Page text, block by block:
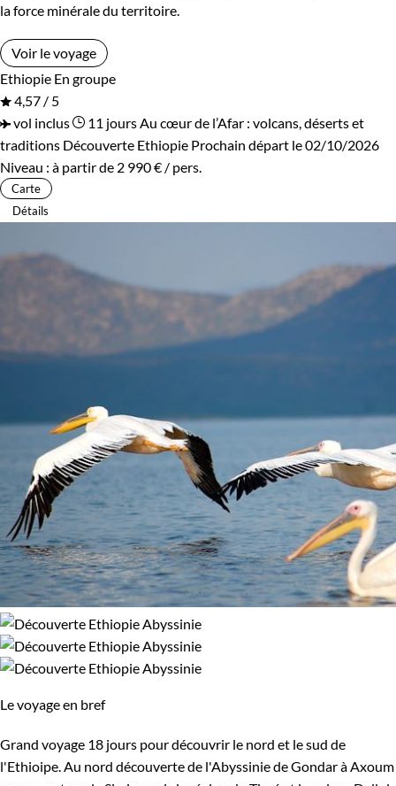
la force minérale du territoire.
Voir le voyage
Ethiopie En groupe
4,57 / 5
vol inclus
11 jours Au cœur de l’Afar : volcans, déserts et
traditions Découverte Ethiopie Prochain départ le 02/10/2026
Niveau : à partir de 2 990 € / pers.
Carte
Détails
Le voyage en bref
Grand voyage 18 jours pour découvrir le nord et le sud de
l'Ethioipe. Au nord découverte de l'Abyssinie de Gondar à Axoum